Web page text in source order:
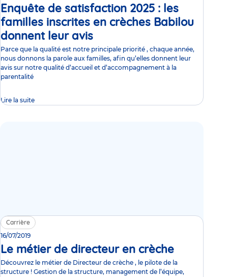
Enquête de satisfaction 2025 : les
familles inscrites en crèches Babilou
donnent leur avis
Parce que la qualité est notre principale priorité , chaque année,
nous donnons la parole aux familles, afin qu’elles donnent leur
avis sur notre qualité d’accueil et d’accompagnement à la
parentalité
Lire la suite
Carrière
16/07/2019
Le métier de directeur en crèche
Découvrez le métier de Directeur de crèche , le pilote de la
structure ! Gestion de la structure, management de l’équipe,